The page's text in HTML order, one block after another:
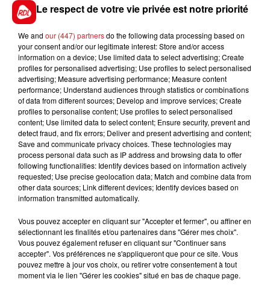
le Nord, dès lundi prochain.
FIL D'ACTUS
15 juillet 2026
BÉTHUNE: ENQUÊTE POUR HOMICIDE
Selon les premiers éléments, le logement servait
à des prostituées
Le respect de votre vie privée est notre priorité
We and our (447) partnersdo the following data processing based on
your consent and/or our legitimate interest: Store and/or access
information on a device; Use limited data to select advertising; Create
profiles for personalised advertising; Use profiles to select personalised
advertising; Measure advertising performance; Measure content
performance; Understand audiences through statistics or combinations
of data from different sources; Develop and improve services; Create
profiles to personalise content; Use profiles to select personalised
content; Use limited data to select content; Ensure security, prevent and
detect fraud, and fix errors; Deliver and present advertising and content;
Save and communicate privacy choices. These technologies may
process personal data such as IP address and browsing data to offer
following functionalities: Identify devices based on information actively
requested; Use precise geolocation data; Match and combine data from
other data sources; Link different devices; Identify devices based on
information transmitted automatically.
Vous pouvez accepter en cliquant sur "Accepter et fermer", ou affiner en
sélectionnant les finalités et/ou partenaires dans "Gérer mes choix".
Vous pouvez également refuser en cliquant sur "Continuer sans
accepter". Vos préférences ne s'appliqueront que pour ce site. Vous
pouvez mettre à jour vos choix, ou retirer votre consentement à tout
moment via le lien "Gérer les cookies" situé en bas de chaque page.